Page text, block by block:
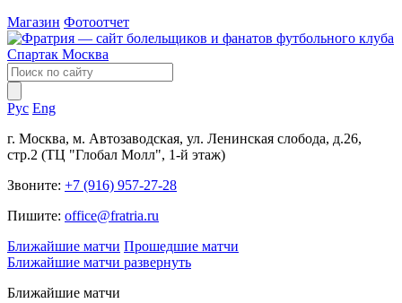
Магазин Фотоотчет
Рус Eng
г. Москва, м. Автозаводская, ул. Ленинская слобода, д.26,
стр.2 (ТЦ "Глобал Молл", 1-й этаж)
Звоните: +7 (916) 957-27-28
Пишите: office@fratria.ru
Ближайшие матчи Прошедшие матчи
Ближайшие матчи развернуть
Ближайшие матчи